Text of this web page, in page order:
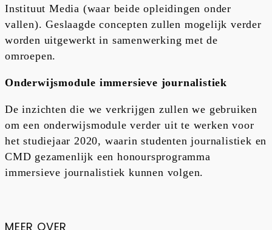
Instituut Media (waar beide opleidingen onder
vallen). Geslaagde concepten zullen mogelijk verder
worden uitgewerkt in samenwerking met de
omroepen.
Onderwijsmodule immersieve journalistiek
De inzichten die we verkrijgen zullen we gebruiken
om een onderwijsmodule verder uit te werken voor
het studiejaar 2020, waarin studenten journalistiek en
CMD gezamenlijk een honoursprogramma
immersieve journalistiek kunnen volgen.
MEER OVER